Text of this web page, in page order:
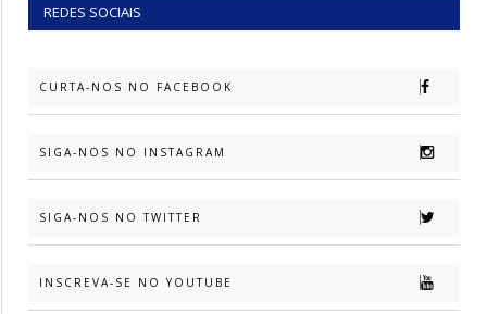
REDES SOCIAIS
CURTA-NOS NO FACEBOOK
SIGA-NOS NO INSTAGRAM
SIGA-NOS NO TWITTER
INSCREVA-SE NO YOUTUBE